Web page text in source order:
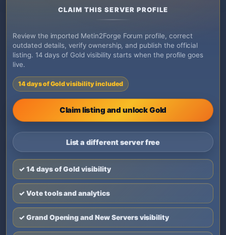
CLAIM THIS SERVER PROFILE
Review the imported Metin2Forge Forum profile, correct
outdated details, verify ownership, and publish the official
listing. 14 days of Gold visibility starts when the profile goes
live.
14 days of Gold visibility included
Claim listing and unlock Gold
List a different server free
✓ 14 days of Gold visibility
✓ Vote tools and analytics
✓ Grand Opening and New Servers visibility